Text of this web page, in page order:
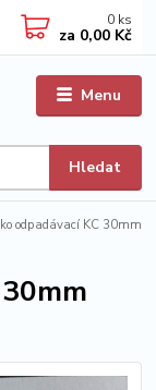
Menu
Hledat
0 ks
za 0,00 Kč
odpadávací KC 30mm